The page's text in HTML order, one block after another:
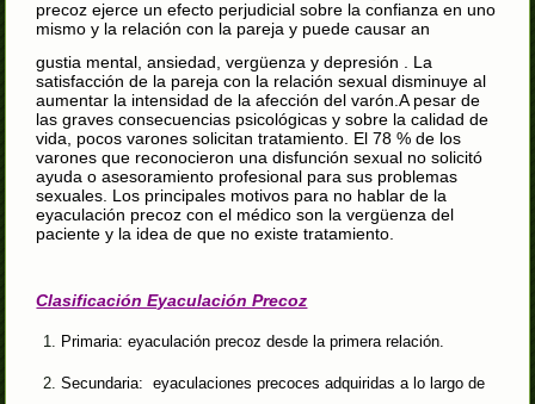
precoz ejerce un efecto perjudicial sobre la confianza en uno
mismo y la relación con la pareja y puede causar an
gustia mental, ansiedad, vergüenza y depresión . La
satisfacción de la pareja con la relación sexual disminuye al
aumentar la intensidad de la afección del varón.A pesar de
las graves consecuencias psicológicas y sobre la calidad de
vida, pocos varones solicitan tratamiento. El 78 % de los
varones que reconocieron una disfunción sexual no solicitó
ayuda o asesoramiento profesional para sus problemas
sexuales. Los principales motivos para no hablar de la
eyaculación precoz con el médico son la vergüenza del
paciente y la idea de que no existe tratamiento.
Clasificación Eyaculación Precoz
Primaria: eyaculación precoz desde la primera relación.
Secundaria: eyaculaciones precoces adquiridas a lo largo de